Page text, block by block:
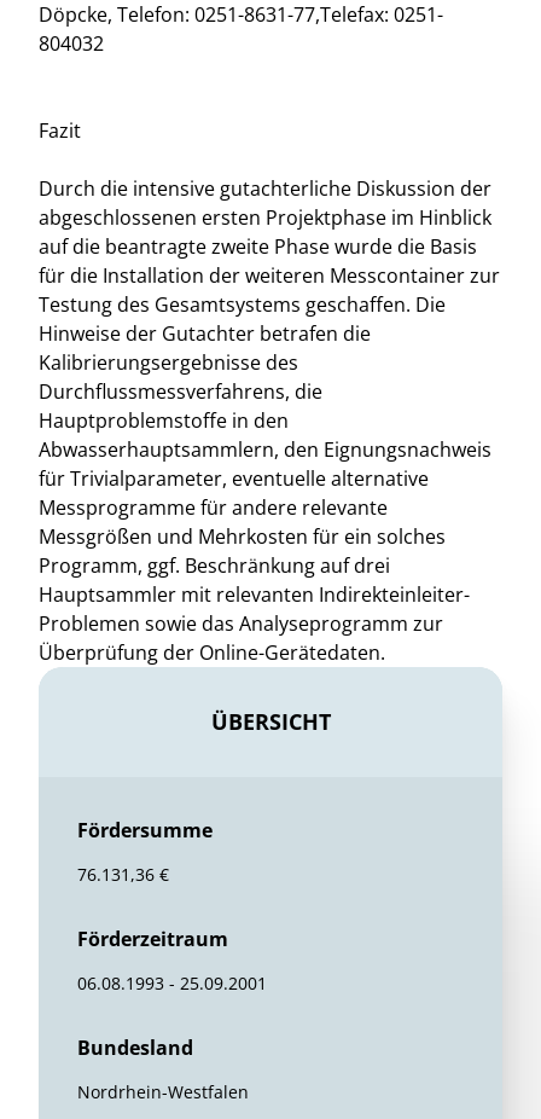
Döpcke, Telefon: 0251-8631-77,Telefax: 0251-
804032
Fazit
Durch die intensive gutachterliche Diskussion der
abgeschlossenen ersten Projektphase im Hinblick
auf die beantragte zweite Phase wurde die Basis
für die Installation der weiteren Messcontainer zur
Testung des Gesamtsystems geschaffen. Die
Hinweise der Gutachter betrafen die
Kalibrierungsergebnisse des
Durchflussmessverfahrens, die
Hauptproblemstoffe in den
Abwasserhauptsammlern, den Eignungsnachweis
für Trivialparameter, eventuelle alternative
Messprogramme für andere relevante
Messgrößen und Mehrkosten für ein solches
Programm, ggf. Beschränkung auf drei
Hauptsammler mit relevanten Indirekteinleiter-
Problemen sowie das Analyseprogramm zur
Überprüfung der Online-Gerätedaten.
ÜBERSICHT
Fördersumme
76.131,36 €
Förderzeitraum
06.08.1993 - 25.09.2001
Bundesland
Nordrhein-Westfalen